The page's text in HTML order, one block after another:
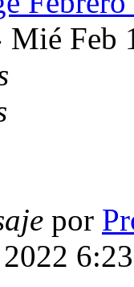
Mié Feb
por